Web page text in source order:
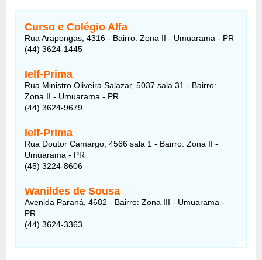
Curso e Colégio Alfa
Rua Arapongas, 4316 - Bairro: Zona II - Umuarama - PR
(44) 3624-1445
Ielf-Prima
Rua Ministro Oliveira Salazar, 5037 sala 31 - Bairro:
Zona II - Umuarama - PR
(44) 3624-9679
Ielf-Prima
Rua Doutor Camargo, 4566 sala 1 - Bairro: Zona II -
Umuarama - PR
(45) 3224-8606
Wanildes de Sousa
Avenida Paraná, 4682 - Bairro: Zona III - Umuarama -
PR
(44) 3624-3363